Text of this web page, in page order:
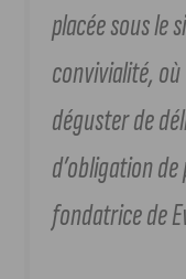
placée sous le
convivialité, où
déguster de
d’obligation
fondatrice de